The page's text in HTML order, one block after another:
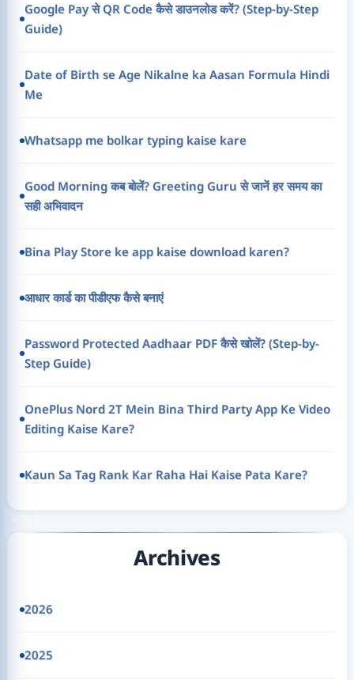
Google Pay से QR Code कैसे डाउनलोड करें? (Step-by-Step
Guide)
Date of Birth se Age Nikalne ka Aasan Formula Hindi
Me
Whatsapp me bolkar typing kaise kare
Good Morning कब बोलें? Greeting Guru से जानें हर समय का
सही अभिवादन
Bina Play Store ke app kaise download karen?
आधार कार्ड का पीडीएफ कैसे बनाएं
Password Protected Aadhaar PDF कैसे खोलें? (Step-by-
Step Guide)
OnePlus Nord 2T Mein Bina Third Party App Ke Video
Editing Kaise Kare?
Kaun Sa Tag Rank Kar Raha Hai Kaise Pata Kare?
Archives
2026
2025